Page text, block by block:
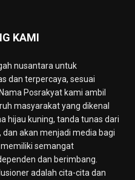
KAMI
nusantara untuk
dan terpercaya, sesuai
Posrakyat kami ambil
masyarakat yang dikenal
hijau kuning, tanda tunas dari
akan menjadi media bagi
semangat
dan berimbang.
adalah cita-cita dan